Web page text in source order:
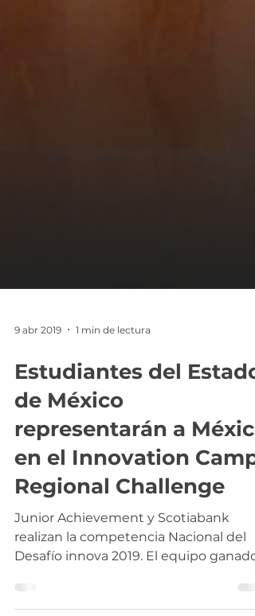
9 abr 2019 1 min de lectura
Estudiantes del Estado
de México
representarán a México
en el Innovation Camp
Regional Challenge
Junior Achievement y Scotiabank
realizan la competencia Nacional del